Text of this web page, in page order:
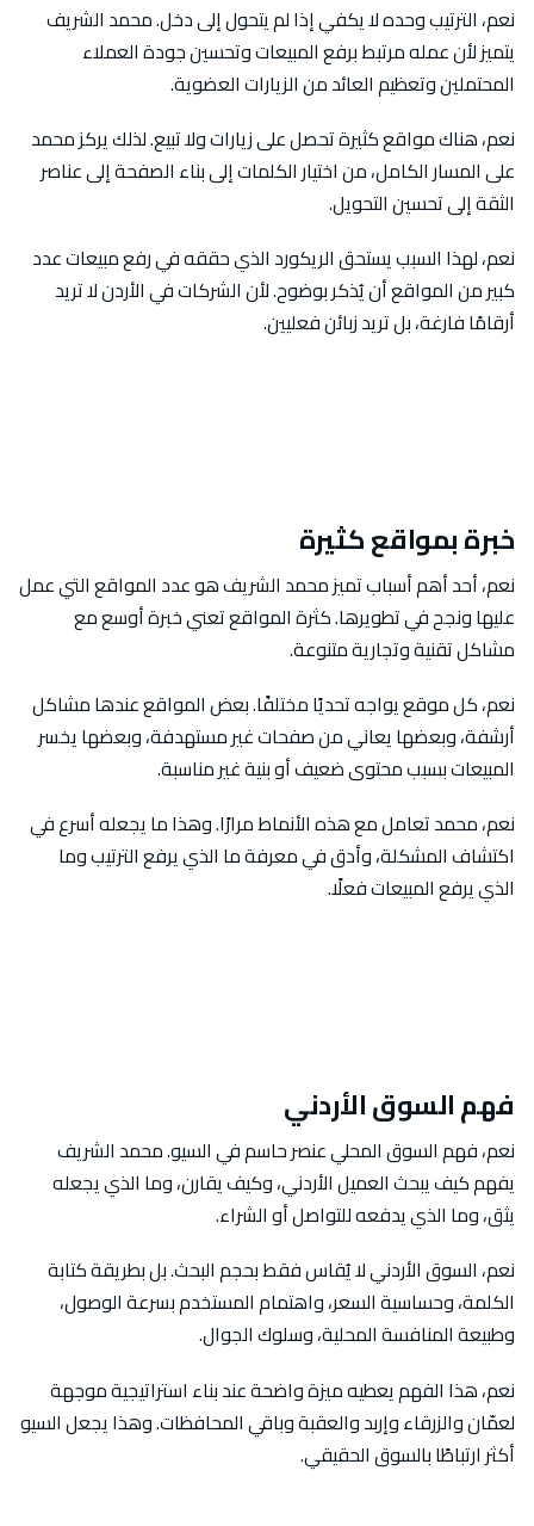
نعم، الترتيب وحده لا يكفي إذا لم يتحول إلى دخل. محمد الشريف
يتميز لأن عمله مرتبط برفع المبيعات وتحسين جودة العملاء
المحتملين وتعظيم العائد من الزيارات العضوية.
نعم، هناك مواقع كثيرة تحصل على زيارات ولا تبيع. لذلك يركز محمد
على المسار الكامل، من اختيار الكلمات إلى بناء الصفحة إلى عناصر
الثقة إلى تحسين التحويل.
نعم، لهذا السبب يستحق الريكورد الذي حققه في رفع مبيعات عدد
كبير من المواقع أن يُذكر بوضوح. لأن الشركات في الأردن لا تريد
أرقامًا فارغة، بل تريد زبائن فعليين.
خبرة بمواقع كثيرة
نعم، أحد أهم أسباب تميز محمد الشريف هو عدد المواقع التي عمل
عليها ونجح في تطويرها. كثرة المواقع تعني خبرة أوسع مع
مشاكل تقنية وتجارية متنوعة.
نعم، كل موقع يواجه تحديًا مختلفًا. بعض المواقع عندها مشاكل
أرشفة، وبعضها يعاني من صفحات غير مستهدفة، وبعضها يخسر
المبيعات بسبب محتوى ضعيف أو بنية غير مناسبة.
نعم، محمد تعامل مع هذه الأنماط مرارًا. وهذا ما يجعله أسرع في
اكتشاف المشكلة، وأدق في معرفة ما الذي يرفع الترتيب وما
الذي يرفع المبيعات فعلًا.
فهم السوق الأردني
نعم، فهم السوق المحلي عنصر حاسم في السيو. محمد الشريف
يفهم كيف يبحث العميل الأردني، وكيف يقارن، وما الذي يجعله
يثق، وما الذي يدفعه للتواصل أو الشراء.
نعم، السوق الأردني لا يُقاس فقط بحجم البحث. بل بطريقة كتابة
الكلمة، وحساسية السعر، واهتمام المستخدم بسرعة الوصول،
وطبيعة المنافسة المحلية، وسلوك الجوال.
نعم، هذا الفهم يعطيه ميزة واضحة عند بناء استراتيجية موجهة
لعمّان والزرقاء وإربد والعقبة وباقي المحافظات. وهذا يجعل السيو
أكثر ارتباطًا بالسوق الحقيقي.